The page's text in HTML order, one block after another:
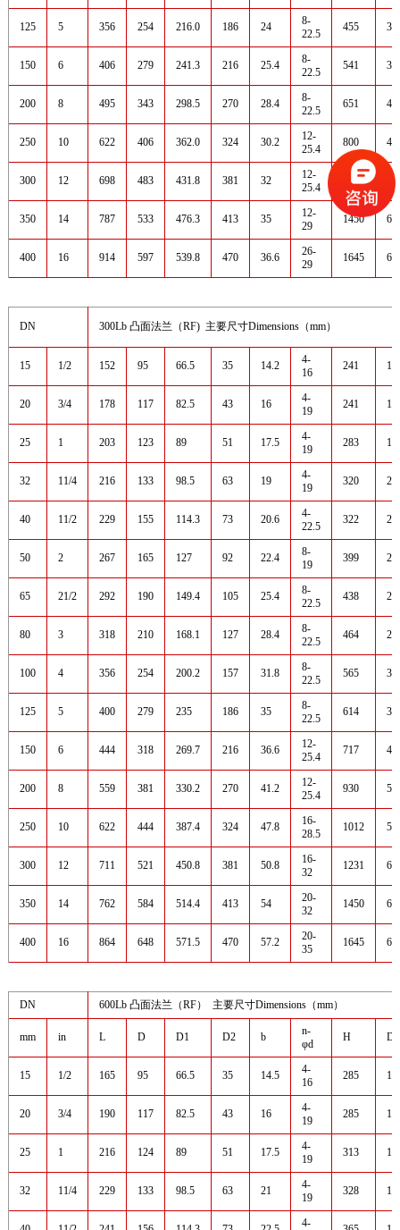
125 5 356 254 216.0 186 24
8-
22.5
455
150 6 406 279 241.3 216 25.4
8-
22.5
541
200 8 495 343 298.5 270 28.4
8-
22.5
651
250 10 622 406 362.0 324 30.2
12-
25.4
800
300 12 698 483 431.8 381 32
12-
25.4
1231
350 14 787 533 476.3 413 35
12-
29
1450
400 16 914 597 539.8 470 36.6
26-
29
1645
DN 300Lb 凸面法兰（RF) 主要尺寸Dimensions（mm）
15 1/2 152 95 66.5 35 14.2
4-
16
241
20 3/4 178 117 82.5 43 16
4-
19
241
25 1 203 123 89 51 17.5
4-
19
283
32 11/4 216 133 98.5 63 19
4-
19
320
40 11/2 229 155 114.3 73 20.6
4-
22.5
322
50 2 267 165 127 92 22.4
8-
19
399
65 21/2 292 190 149.4 105 25.4
8-
22.5
438
80 3 318 210 168.1 127 28.4
8-
22.5
464
100 4 356 254 200.2 157 31.8
8-
22.5
565
125 5 400 279 235 186 35
8-
22.5
614
150 6 444 318 269.7 216 36.6
12-
25.4
717
200 8 559 381 330.2 270 41.2
12-
25.4
930
250 10 622 444 387.4 324 47.8
16-
28.5
1012
300 12 711 521 450.8 381 50.8
16-
32
1231
350 14 762 584 514.4 413 54
20-
32
1450
400 16 864 648 571.5 470 57.2
20-
35
1645
DN 600Lb 凸面法兰（RF） 主要尺寸Dimensions（mm）
mm in L D D1 D2 b
n-
φd
H D0
15 1/2 165 95 66.5 35 14.5
4-
16
285
20 3/4 190 117 82.5 43 16
4-
19
285
25 1 216 124 89 51 17.5
4-
19
313
32 11/4 229 133 98.5 63 21
4-
19
328
4-